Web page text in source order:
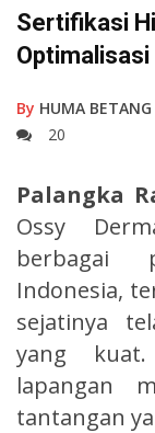
Sertifikasi
Optimalisasi
By HUMA BETANG
20
Palangka
Ossy
berbagai
Indonesia,
sejatinya
yang
lapangan
tantangan